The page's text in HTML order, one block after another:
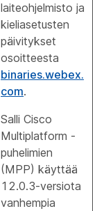
laiteohjelmisto ja
kieliasetusten
päivitykset
osoitteesta
binaries.webex.
com.
Salli Cisco
Multiplatform -
puhelimien
(MPP) käyttää
12.0.3-versiota
vanhempia